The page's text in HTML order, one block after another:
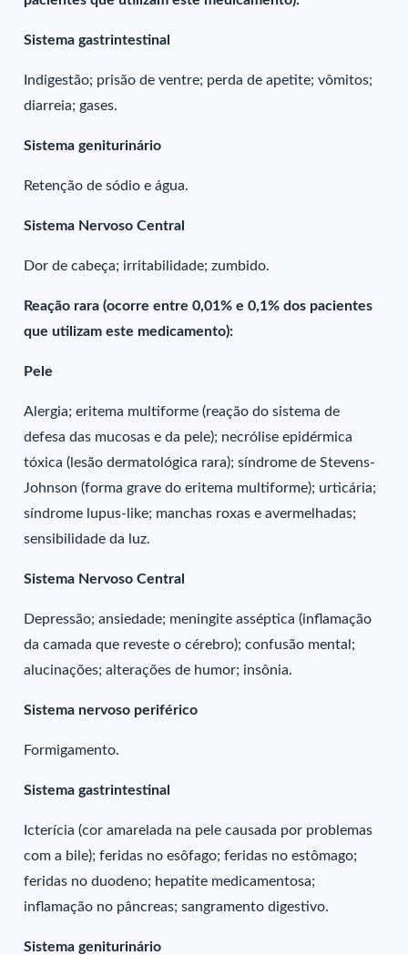
Sistema gastrintestinal
Indigestão; prisão de ventre; perda de apetite; vômitos;
diarreia; gases.
Sistema geniturinário
Retenção de sódio e água.
Sistema Nervoso Central
Dor de cabeça; irritabilidade; zumbido.
Reação rara (ocorre entre 0,01% e 0,1% dos pacientes
que utilizam este medicamento):
Pele
Alergia; eritema multiforme (reação do sistema de
defesa das mucosas e da pele); necrólise epidérmica
tóxica (lesão dermatológica rara); síndrome de Stevens-
Johnson (forma grave do eritema multiforme); urticária;
síndrome lupus-like; manchas roxas e avermelhadas;
sensibilidade da luz.
Sistema Nervoso Central
Depressão; ansiedade; meningite asséptica (inflamação
da camada que reveste o cérebro); confusão mental;
alucinações; alterações de humor; insônia.
Sistema nervoso periférico
Formigamento.
Sistema gastrintestinal
Icterícia (cor amarelada na pele causada por problemas
com a bile); feridas no esôfago; feridas no estômago;
feridas no duodeno; hepatite medicamentosa;
inflamação no pâncreas; sangramento digestivo.
Sistema geniturinário